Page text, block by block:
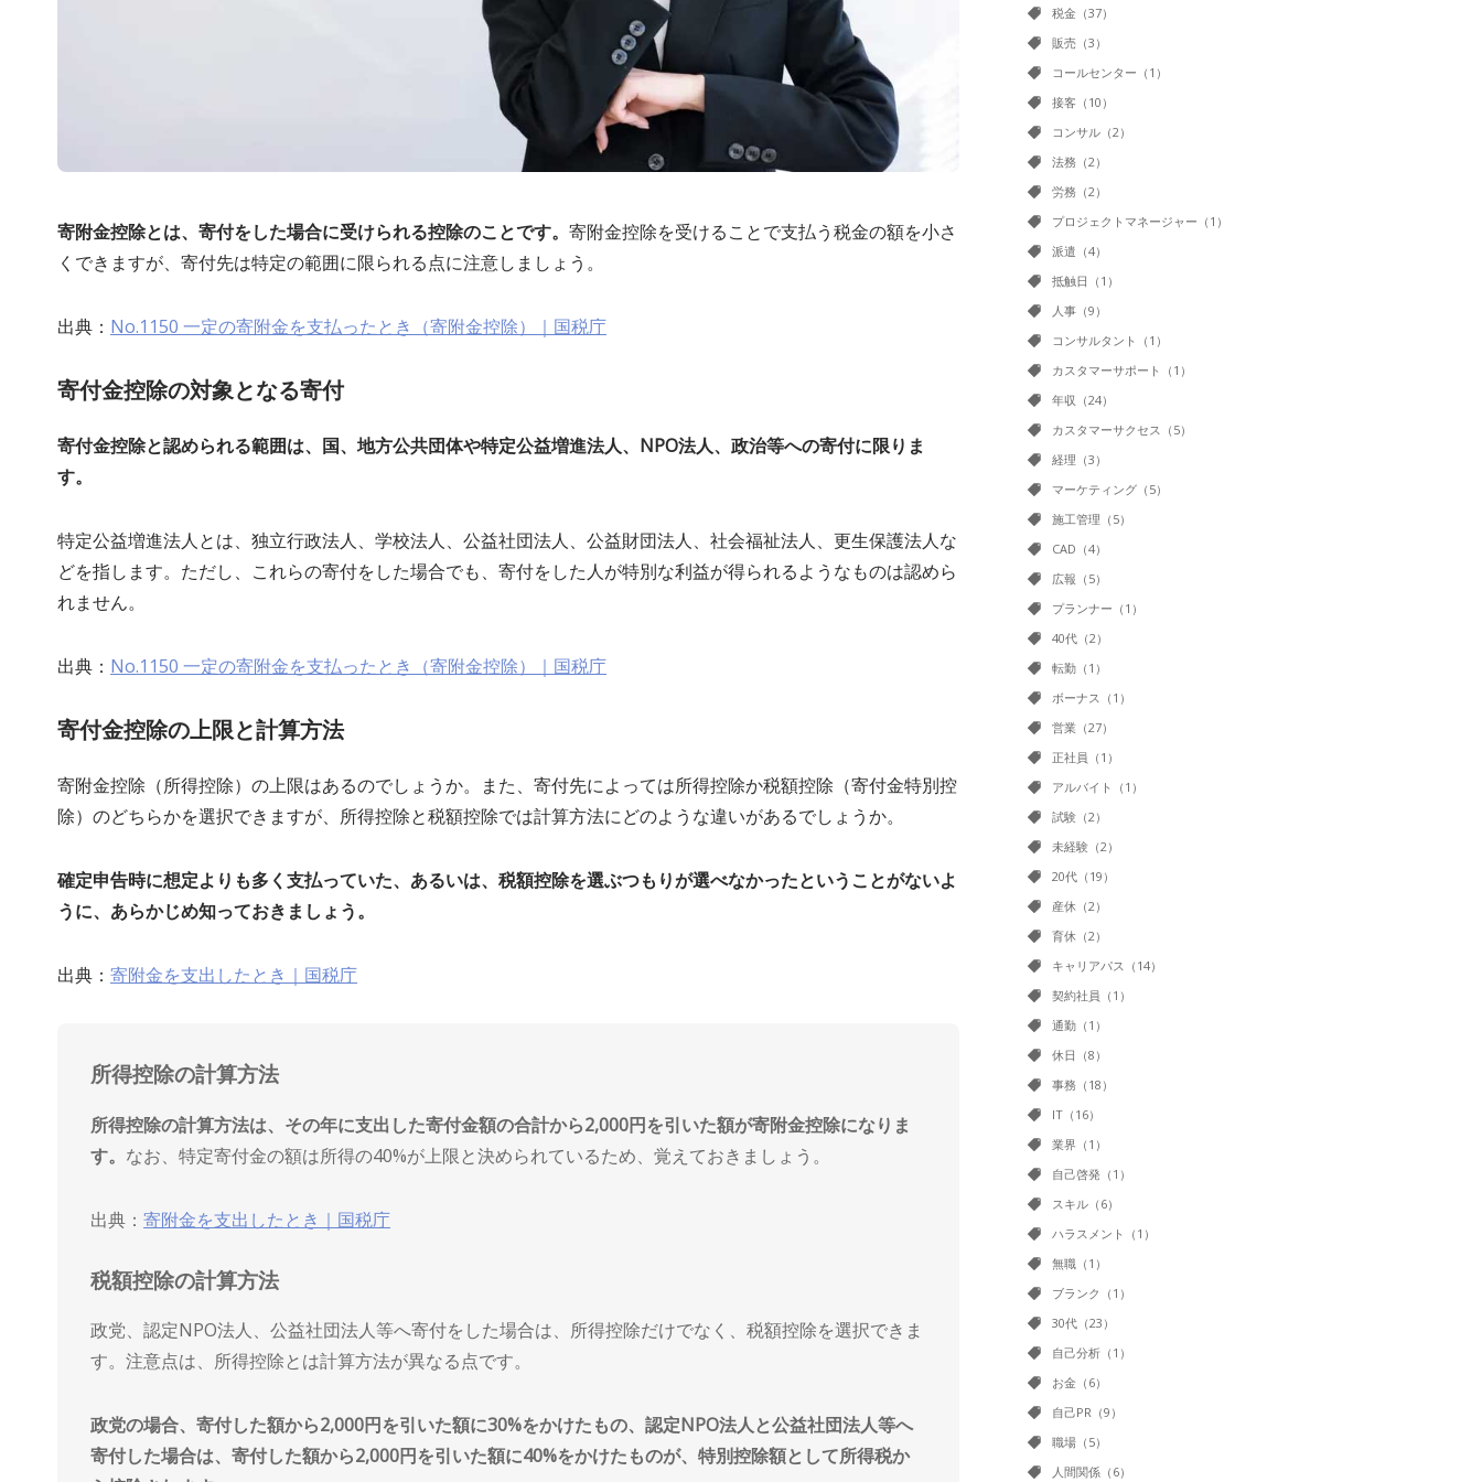
寄附金控除とは、寄付をした場合に受けられる控除のことです。 寄附金控除を受けることで支払う税金の額を小さ
くできますが、寄付先は特定の範囲に限られる点に注意しましょう。
出典： No.1150 一定の寄附金を支払ったとき（寄附金控除）｜国税庁
寄付金控除の対象となる寄付
寄付金控除と認められる範囲は、国、地方公共団体や特定公益増進法人、NPO法人、政治等への寄付に限りま
す。
特定公益増進法人とは、独立行政法人、学校法人、公益社団法人、公益財団法人、社会福祉法人、更生保護法人な
どを指します。ただし、これらの寄付をした場合でも、寄付をした人が特別な利益が得られるようなものは認めら
れません。
出典： No.1150 一定の寄附金を支払ったとき（寄附金控除）｜国税庁
寄付金控除の上限と計算方法
寄附金控除（所得控除）の上限はあるのでしょうか。また、寄付先によっては所得控除か税額控除（寄付金特別控
除）のどちらかを選択できますが、所得控除と税額控除では計算方法にどのような違いがあるでしょうか。
確定申告時に想定よりも多く支払っていた、あるいは、税額控除を選ぶつもりが選べなかったということがないよ
うに、あらかじめ知っておきましょう。
出典： 寄附金を支出したとき｜国税庁
所得控除の計算方法
所得控除の計算方法は、その年に支出した寄付金額の合計から2,000円を引いた額が寄附金控除になりま
す。 なお、特定寄付金の額は所得の40%が上限と決められているため、覚えておきましょう。
出典： 寄附金を支出したとき｜国税庁
税額控除の計算方法
政党、認定NPO法人、公益社団法人等へ寄付をした場合は、所得控除だけでなく、税額控除を選択できま
す。注意点は、所得控除とは計算方法が異なる点です。
政党の場合、寄付した額から2,000円を引いた額に30%をかけたもの、認定NPO法人と公益社団法人等へ
寄付した場合は、寄付した額から2,000円を引いた額に40%をかけたものが、特別控除額として所得税か
税金（37）
販売（3）
コールセンター（1）
接客（10）
コンサル（2）
法務（2）
労務（2）
プロジェクトマネージャー（1）
派遣（4）
抵触日（1）
人事（9）
コンサルタント（1）
カスタマーサポート（1）
年収（24）
カスタマーサクセス（5）
経理（3）
マーケティング（5）
施工管理（5）
CAD（4）
広報（5）
プランナー（1）
40代（2）
転勤（1）
ボーナス（1）
営業（27）
正社員（1）
アルバイト（1）
試験（2）
未経験（2）
20代（19）
産休（2）
育休（2）
キャリアパス（14）
契約社員（1）
通勤（1）
休日（8）
事務（18）
IT（16）
業界（1）
自己啓発（1）
スキル（6）
ハラスメント（1）
無職（1）
ブランク（1）
30代（23）
自己分析（1）
お金（6）
自己PR（9）
職場（5）
人間関係（6）